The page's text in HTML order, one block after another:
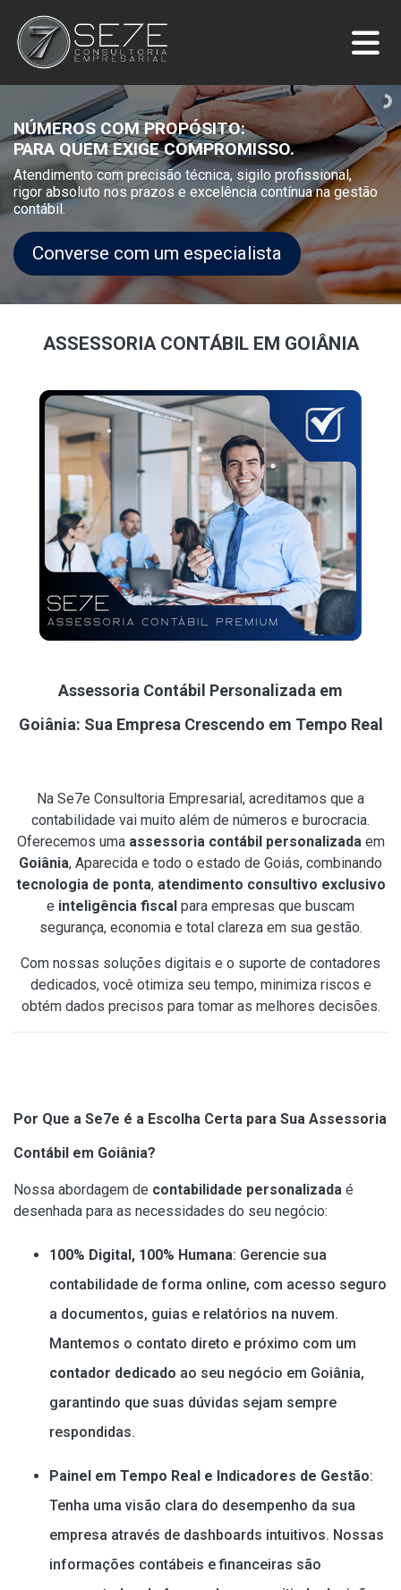
NÚMEROS COM PROPÓSITO:
PARA QUEM EXIGE COMPROMISSO.
Atendimento com precisão técnica, sigilo profissional,
rigor absoluto nos prazos e excelência contínua na gestão
contábil.
Converse com um especialista
ASSESSORIA CONTÁBIL EM GOIÂNIA
Assessoria Contábil Personalizada em
Goiânia: Sua Empresa Crescendo em Tempo Real
Na Se7e Consultoria Empresarial, acreditamos que a
contabilidade vai muito além de números e burocracia.
Oferecemos uma assessoria contábil personalizada em
Goiânia, Aparecida e todo o estado de Goiás, combinando
tecnologia de ponta, atendimento consultivo exclusivo
e inteligência fiscal para empresas que buscam
segurança, economia e total clareza em sua gestão.
Com nossas soluções digitais e o suporte de contadores
dedicados, você otimiza seu tempo, minimiza riscos e
obtém dados precisos para tomar as melhores decisões.
Por Que a Se7e é a Escolha Certa para Sua Assessoria
Contábil em Goiânia?
Nossa abordagem de contabilidade personalizada é
desenhada para as necessidades do seu negócio:
100% Digital, 100% Humana: Gerencie sua
contabilidade de forma online, com acesso seguro
a documentos, guias e relatórios na nuvem.
Mantemos o contato direto e próximo com um
contador dedicado ao seu negócio em Goiânia,
garantindo que suas dúvidas sejam sempre
respondidas.
Painel em Tempo Real e Indicadores de Gestão:
Tenha uma visão clara do desempenho da sua
empresa através de dashboards intuitivos. Nossas
informações contábeis e financeiras são